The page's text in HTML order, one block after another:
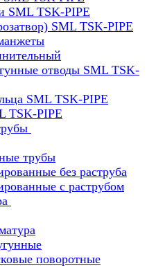
SML TSK-PIPE
SML TSK-PIPE
отводы SML TSK-
SML TSK-PIPE
TSK-PIPE
трубы
без раструба
с раструбом
поворотные